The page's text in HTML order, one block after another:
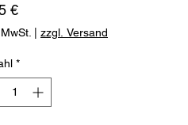
€Preis
zzgl. Versand
*